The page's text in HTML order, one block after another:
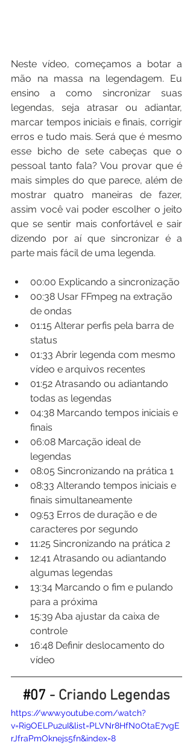
Neste vídeo, começamos a botar a
mão na massa na legendagem. Eu
ensino a como sincronizar suas
legendas, seja atrasar ou adiantar,
marcar tempos iniciais e finais, corrigir
erros e tudo mais. Será que é mesmo
esse bicho de sete cabeças que o
pessoal tanto fala? Vou provar que é
mais simples do que parece, além de
mostrar quatro maneiras de fazer,
assim você vai poder escolher o jeito
que se sentir mais confortável e sair
dizendo por aí que sincronizar é a
parte mais fácil de uma legenda.
00:00​ Explicando a sincronização
00:38​ Usar FFmpeg na extração
de ondas
01:15​ Alterar perfis pela barra de
status
01:33​ Abrir legenda com mesmo
vídeo e arquivos recentes
01:52​ Atrasando ou adiantando
todas as legendas
04:38​ Marcando tempos iniciais e
finais
06:08​ Marcação ideal de
legendas
08:05​ Sincronizando na prática 1
08:33​ Alterando tempos iniciais e
finais simultaneamente
09:53​ Erros de duração e de
caracteres por segundo
11:25​ Sincronizando na prática 2
12:41​ Atrasando ou adiantando
algumas legendas
13:34​ Marcando o fim e pulando
para a próxima
15:39​ Aba ajustar da caixa de
controle
16:48​ Definir deslocamento do
vídeo
#07 - Criando Legendas
https://www.youtube.com/watch?
v=Ri9OELPu2uI&list=PLVNr8HfN0OtaE7vgE
rJfraPmOknejs5fn&index=8